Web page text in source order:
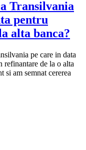
Transilvania
pentru
alta banca?
pe care in data
refinantare de la o alta
si am semnat cererea